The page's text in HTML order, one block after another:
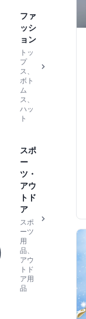
ファ
ッシ
ョン
トッ
プ
ス、
ボト
ム
ス、
ハッ
ト
スポ
ー
ツ・
アウ
トド
ア
スポ
ーツ
用
品、
アウ
トド
ア用
品